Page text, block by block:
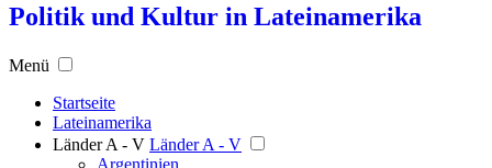
Politik und Kultur in Lateinamerika
Menü
Startseite
Lateinamerika
Länder A - V Länder A - V
Argentinien